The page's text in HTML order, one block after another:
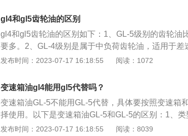
的。以下是关于齿轮油的更多资料：1、齿轮油主要
它和机油在使用条件、自身成分和使用性能上均存在
润滑齿轮和轴承、防止磨损和锈蚀、帮助齿轮散热
汽车转向器、变速器以及驱动桥等齿轮传动机构中
高，所以齿轮油对齿轮的润滑、抗磨、冷却、散热、
gl4和gl5齿轮油的区别
gl4和gl5齿轮油的区别如下：1、GL-5级别的齿轮油
要多。2、GL-4级别是属于中负荷齿轮油，适用于
向器齿轮。3、GL-5则是属于重负荷齿轮油，适用于
桥的润滑油，它和机油在使用条件、自身成分和使用
齿轮油主要起润滑齿轮和轴承、防止磨损和锈蚀、
车齿轮油用于汽车转向器、变速器以及驱动桥等齿
时表面压力高。所以齿轮油对齿轮的润滑、抗磨、
和降低齿面冲击与噪声等方面起着重要作用。
发布时间：2023-07-17 16:18:55 阅读：1072
变速箱油gl4能用gl5代替吗？
变速箱油GL-5不能用GL-5代替，具体要按照变速箱
择使用。以下是变速箱油GL-5和GL-5的区别：1、
轮油，适用于差速器齿轮、变速箱齿轮及转向器齿轮
发布时间：2023-07-17 16:18:55 阅读：8039